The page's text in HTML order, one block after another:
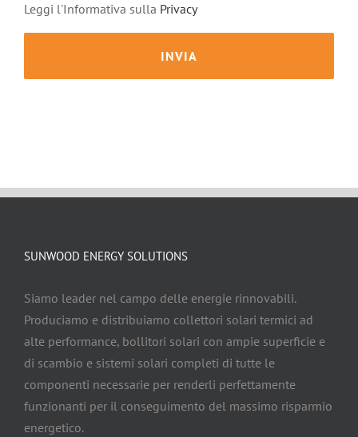
Leggi l'Informativa sulla Privacy
SUNWOOD ENERGY SOLUTIONS
Siamo leader nel campo delle energie rinnovabili.
Produciamo e distribuiamo collettori solari termici ad
alte performance, bollitori solari con ampie superficie e
di scambio e sistemi solari completi di tutte le
componenti necessarie per renderli perfettamente
funzionanti per il conseguimento del massimo risparmio
energetico.